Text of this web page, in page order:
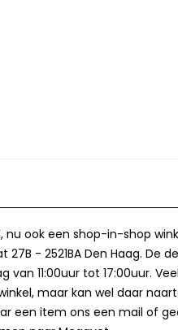
nu ook een shop-in-shop
- 2521BA Den Haag. De
11:00uur tot 17:00uur.
maar kan wel daar
een item ons een mail of